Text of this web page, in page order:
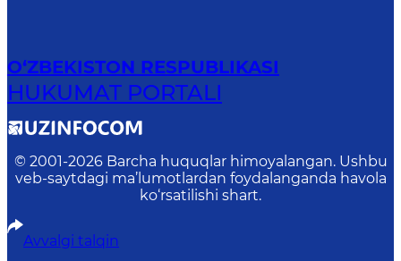
O‘ZBEKISTON RESPUBLIKASI
HUKUMAT PORTALI
© 2001-2026 Barcha huquqlar himoyalangan. Ushbu
veb-saytdagi ma’lumotlardan foydalanganda havola
ko‘rsatilishi shart.
Avvalgi talqin